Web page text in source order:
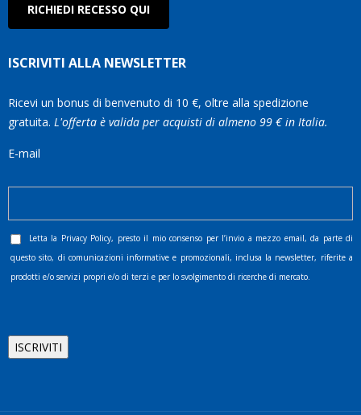
RICHIEDI RECESSO QUI
ISCRIVITI ALLA NEWSLETTER
Ricevi un bonus di benvenuto di 10 €, oltre alla spedizione
gratuita. L'offerta è valida per acquisti di almeno 99 € in Italia.
E-mail
Letta la Privacy Policy, presto il mio consenso per l’invio a mezzo email, da parte di
questo sito, di comunicazioni informative e promozionali, inclusa la newsletter, riferite a
prodotti e/o servizi propri e/o di terzi e per lo svolgimento di ricerche di mercato.